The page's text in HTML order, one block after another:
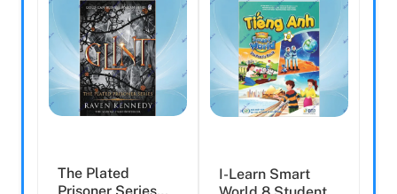
The Plated
Prisoner Series
I-Learn Smart
World 8 Student